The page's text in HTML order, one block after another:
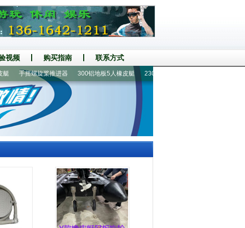
视频 购买指南 联系方式
手摇螺旋桨推进器 300铝地板5人橡皮艇 230铝地板2人橡皮艇